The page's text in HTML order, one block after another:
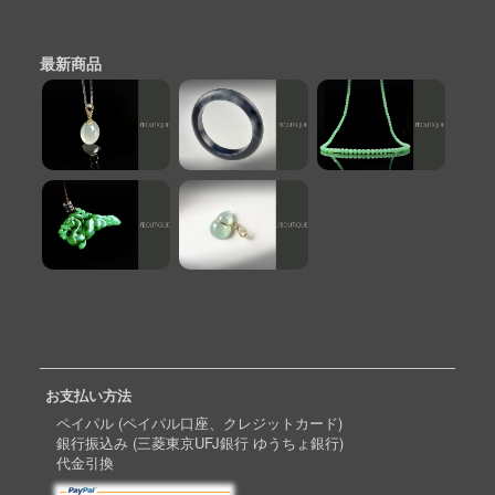
最新商品
お支払い方法
ペイパル (ペイパル口座、クレジットカード)
銀行振込み (三菱東京UFJ銀行 ゆうちょ銀行)
代金引換